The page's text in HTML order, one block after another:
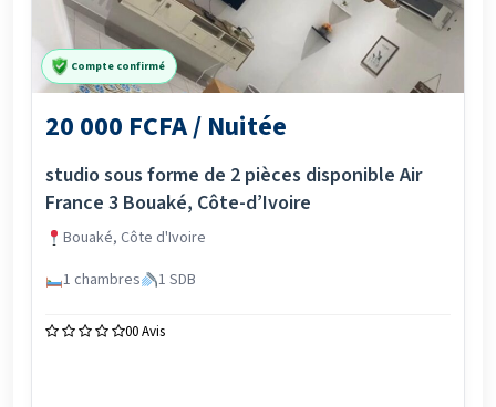
Compte confirmé
20 000 FCFA / Nuitée
studio sous forme de 2 pièces disponible Air
France 3 Bouaké, Côte-d’Ivoire
Bouaké, Côte d'Ivoire
1 chambres
1 SDB
00 Avis